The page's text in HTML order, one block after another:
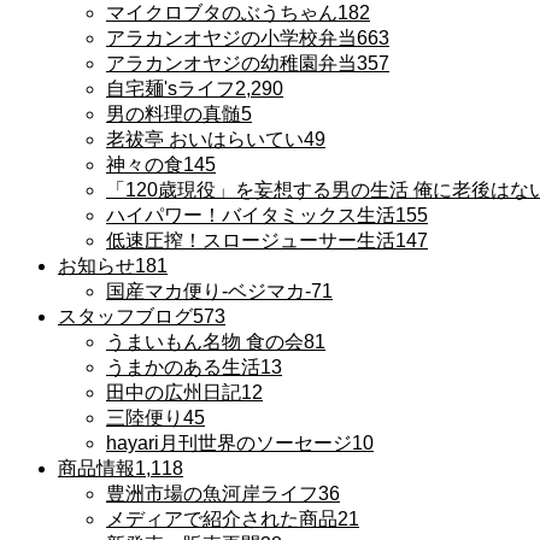
マイクロブタのぶうちゃん182
アラカンオヤジの小学校弁当663
アラカンオヤジの幼稚園弁当357
自宅麺'sライフ2,290
男の料理の真髄5
老祓亭 おいはらいてい49
神々の食145
「120歳現役」を妄想する男の生活 俺に老後はな
ハイパワー！バイタミックス生活155
低速圧搾！スロージューサー生活147
お知らせ181
国産マカ便り-ベジマカ-71
スタッフブログ573
うまいもん名物 食の会81
うまかのある生活13
田中の広州日記12
三陸便り 45
hayari月刊世界のソーセージ10
商品情報1,118
豊洲市場の魚河岸ライフ36
メディアで紹介された商品21